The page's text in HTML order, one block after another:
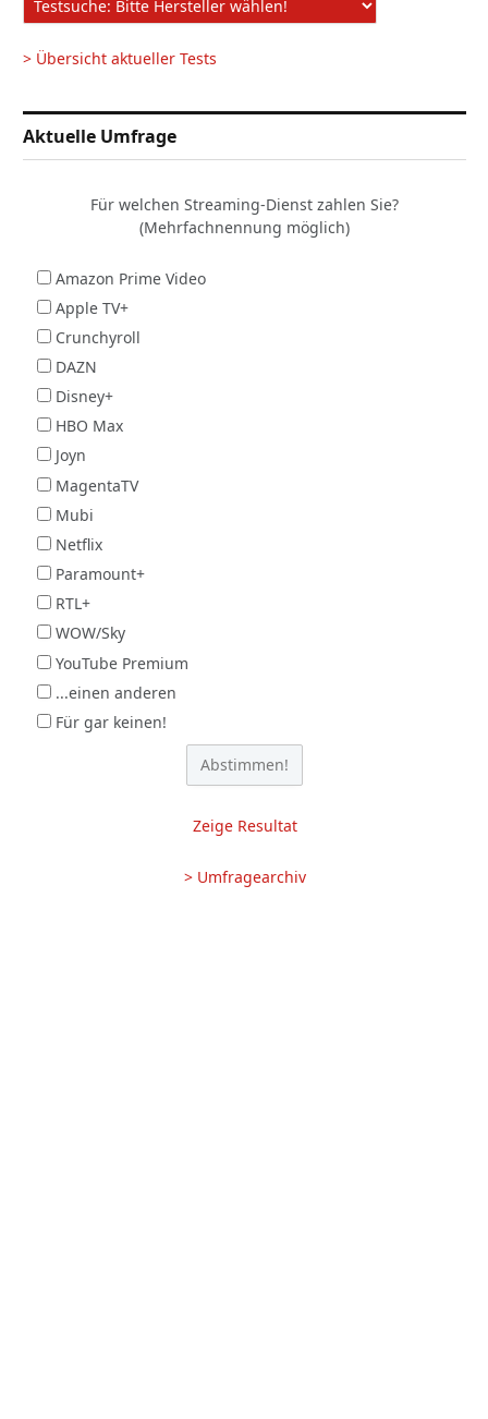
> Übersicht aktueller Tests
Aktuelle Umfrage
Für welchen Streaming-Dienst zahlen Sie?
(Mehrfachnennung möglich)
Amazon Prime Video
Apple TV+
Crunchyroll
DAZN
Disney+
HBO Max
Joyn
MagentaTV
Mubi
Netflix
Paramount+
RTL+
WOW/Sky
YouTube Premium
...einen anderen
Für gar keinen!
Zeige Resultat
> Umfragearchiv